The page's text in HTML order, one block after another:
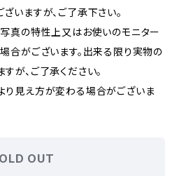
いますが、ご了承下さい。
写真の特性上又はお使いのモニター
合がございます。出来る限り実物の
が、ご了承ください。
り見え方が変わる場合がございま
OUT